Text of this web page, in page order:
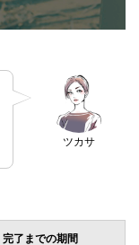
ツカサ
完了までの期間